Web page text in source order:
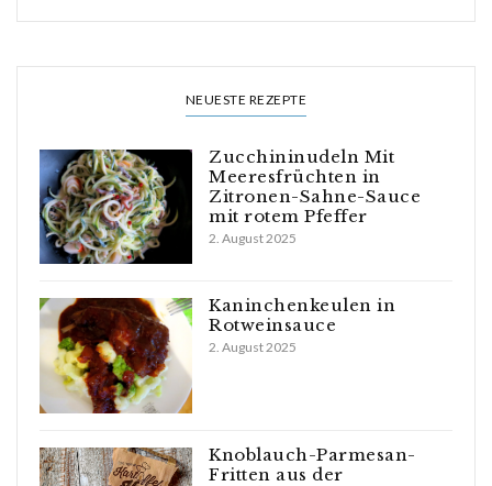
NEUESTE REZEPTE
Zucchininudeln Mit
Meeresfrüchten in
Zitronen-Sahne-Sauce
mit rotem Pfeffer
2. August 2025
Kaninchenkeulen in
Rotweinsauce
2. August 2025
Knoblauch-Parmesan-
Fritten aus der